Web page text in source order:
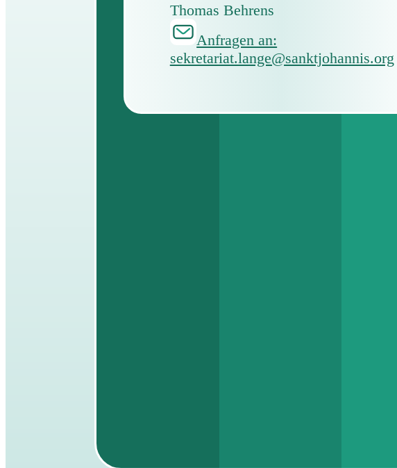
Thomas Behrens
Anfragen an:
sekretariat.lange@sanktjohannis.org